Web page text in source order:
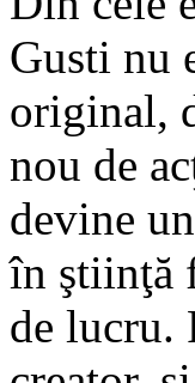
Gusti nu
original,
nou de
devine
în ştiinţă
de lucru.